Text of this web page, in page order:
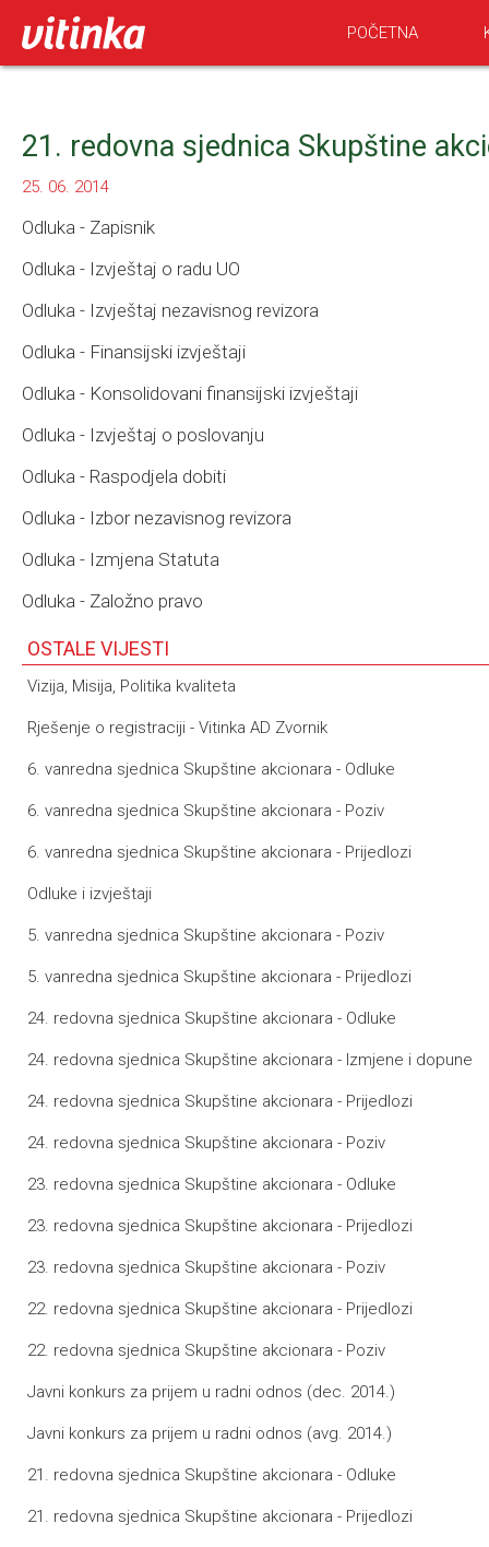
POČETNA
21. redovna sjednica Skupštine
25. 06. 2014
Odluka - Zapisnik
Odluka - Izvještaj o radu UO
Odluka - Izvještaj nezavisnog revizora
Odluka - Finansijski izvještaji
Odluka - Konsolidovani finansijski izvještaji
Odluka - Izvještaj o poslovanju
Odluka - Raspodjela dobiti
Odluka - Izbor nezavisnog revizora
Odluka - Izmjena Statuta
Odluka - Založno pravo
OSTALE VIJESTI
Vizija, Misija, Politika kvaliteta
Rješenje o registraciji - Vitinka AD Zvornik
6. vanredna sjednica Skupštine akcionara - Odluke
6. vanredna sjednica Skupštine akcionara - Poziv
6. vanredna sjednica Skupštine akcionara - Prijedlozi
Odluke i izvještaji
5. vanredna sjednica Skupštine akcionara - Poziv
5. vanredna sjednica Skupštine akcionara - Prijedlozi
24. redovna sjednica Skupštine akcionara - Odluke
24. redovna sjednica Skupštine akcionara - Izmjene i dopune
24. redovna sjednica Skupštine akcionara - Prijedlozi
24. redovna sjednica Skupštine akcionara - Poziv
23. redovna sjednica Skupštine akcionara - Odluke
23. redovna sjednica Skupštine akcionara - Prijedlozi
23. redovna sjednica Skupštine akcionara - Poziv
22. redovna sjednica Skupštine akcionara - Prijedlozi
22. redovna sjednica Skupštine akcionara - Poziv
Javni konkurs za prijem u radni odnos (dec. 2014.)
Javni konkurs za prijem u radni odnos (avg. 2014.)
21. redovna sjednica Skupštine akcionara - Odluke
21. redovna sjednica Skupštine akcionara - Prijedlozi